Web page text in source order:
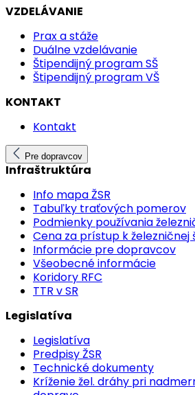
VZDELÁVANIE
Prax a stáže
Duálne vzdelávanie
Štipendijný program SŠ
Štipendijný program VŠ
KONTAKT
Kontakt
Pre dopravcov
Infraštruktúra
Info mapa ŽSR
Tabuľky traťových pomerov
Podmienky používania
Cena za prístup k
Informácie pre dopravcov
Všeobecné informácie
Koridory RFC
TTR v SR
Legislatíva
Legislatíva
Predpisy ŽSR
Technické dokumenty
Kríženie žel. dráhy pri